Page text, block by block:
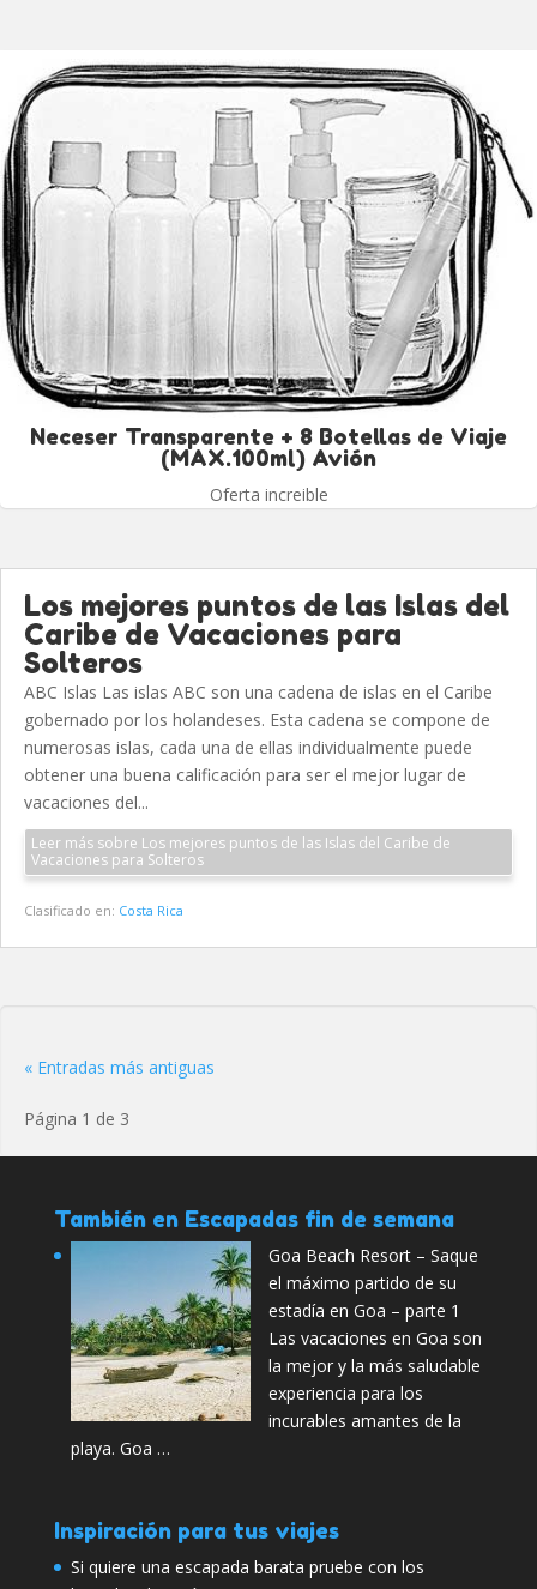
Neceser Transparente + 8 Botellas de Viaje
(MAX.100ml) Avión
Oferta increible
Los mejores puntos de las Islas del
Caribe de Vacaciones para
Solteros
ABC Islas Las islas ABC son una cadena de islas en el Caribe
gobernado por los holandeses. Esta cadena se compone de
numerosas islas, cada una de ellas individualmente puede
obtener una buena calificación para ser el mejor lugar de
vacaciones del...
Leer más sobre Los mejores puntos de las Islas del Caribe de
Vacaciones para Solteros
Clasificado en: Costa Rica
« Entradas más antiguas
Página 1 de 3
También en Escapadas fin de semana
Goa Beach Resort – Saque
el máximo partido de su
estadía en Goa – parte 1
Las vacaciones en Goa son
la mejor y la más saludable
experiencia para los
incurables amantes de la
playa. Goa …
Inspiración para tus viajes
Si quiere una escapada barata pruebe con los